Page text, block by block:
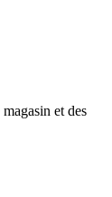
et des